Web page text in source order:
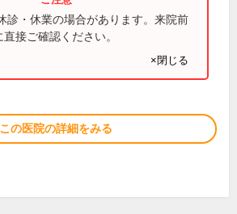
診・休業の場合があります。来院前
接ご確認ください。
×閉じる
この医院の詳細をみる